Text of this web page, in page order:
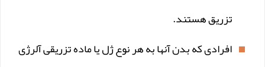
تزریق هستند.
افرادی که بدن آنها به هر نوع ژل یا ماده تزریقی آلرژی